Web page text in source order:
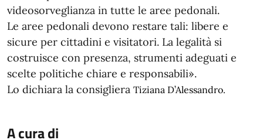
videosorveglianza in tutte le aree pedonali.
Le aree pedonali devono restare tali: libere e
sicure per cittadini e visitatori. La legalità si
costruisce con presenza, strumenti adeguati e
scelte politiche chiare e responsabili».
Lo dichiara la consigliera Tiziana D’Alessandro.
A cura di